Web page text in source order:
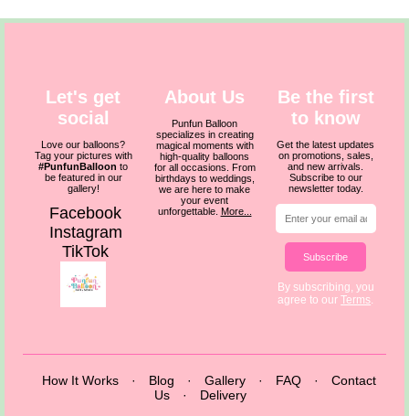
Let's get
social
Love our balloons?
Tag your pictures with
#PunfunBalloon to
be featured in our
gallery!
Facebook
Instagram
TikTok
About Us
Punfun Balloon
specializes in creating
magical moments with
high-quality balloons
for all occasions. From
birthdays to weddings,
we are here to make
your event
unforgettable. More...
Be the first
to know
Get the latest updates
on promotions, sales,
and new arrivals.
Subscribe to our
newsletter today.
Subscribe
By subscribing, you
agree to ourTerms.
How It Works · Blog · Gallery · FAQ ·
Contact
Us
· Delivery